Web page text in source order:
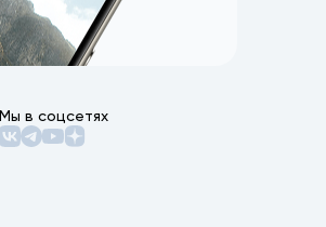
Мы в соцсетях